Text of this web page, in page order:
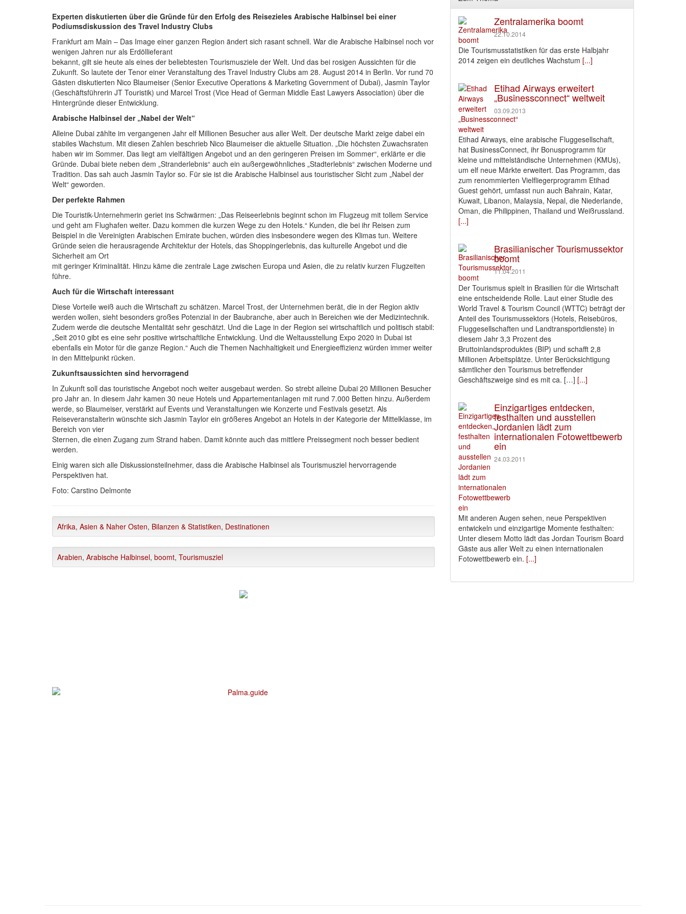
Experten diskutierten über die Gründe für den Erfolg des Reisezieles Arabische Halbinsel bei einer
Podiumsdiskussion des Travel Industry Clubs
Frankfurt am Main – Das Image einer ganzen Region ändert sich rasant schnell. War die Arabische Halbinsel noch vor
wenigen Jahren nur als Erdöllieferant
bekannt, gilt sie heute als eines der beliebtesten Tourismusziele der Welt. Und das bei rosigen Aussichten für die
Zukunft. So lautete der Tenor einer Veranstaltung des Travel Industry Clubs am 28. August 2014 in Berlin. Vor rund 70
Gästen diskutierten Nico Blaumeiser (Senior Executive Operations & Marketing Government of Dubai), Jasmin Taylor
(Geschäftsführerin JT Touristik) und Marcel Trost (Vice Head of German Middle East Lawyers Association) über die
Hintergründe dieser Entwicklung.
Arabische Halbinsel der „Nabel der Welt“
Alleine Dubai zählte im vergangenen Jahr elf Millionen Besucher aus aller Welt. Der deutsche Markt zeige dabei ein
stabiles Wachstum. Mit diesen Zahlen beschrieb Nico Blaumeiser die aktuelle Situation. „Die höchsten Zuwachsraten
haben wir im Sommer. Das liegt am vielfältigen Angebot und an den geringeren Preisen im Sommer“, erklärte er die
Gründe. Dubai biete neben dem „Stranderlebnis“ auch ein außergewöhnliches „Stadterlebnis“ zwischen Moderne und
Tradition. Das sah auch Jasmin Taylor so. Für sie ist die Arabische Halbinsel aus touristischer Sicht zum „Nabel der
Welt“ geworden.
Der perfekte Rahmen
Die Touristik-Unternehmerin geriet ins Schwärmen: „Das Reiseerlebnis beginnt schon im Flugzeug mit tollem Service
und geht am Flughafen weiter. Dazu kommen die kurzen Wege zu den Hotels.“ Kunden, die bei ihr Reisen zum
Beispiel in die Vereinigten Arabischen Emirate buchen, würden dies insbesondere wegen des Klimas tun. Weitere
Gründe seien die herausragende Architektur der Hotels, das Shoppingerlebnis, das kulturelle Angebot und die
Sicherheit am Ort
mit geringer Kriminalität. Hinzu käme die zentrale Lage zwischen Europa und Asien, die zu relativ kurzen Flugzeiten
führe.
Auch für die Wirtschaft interessant
Diese Vorteile weiß auch die Wirtschaft zu schätzen. Marcel Trost, der Unternehmen berät, die in der Region aktiv
werden wollen, sieht besonders großes Potenzial in der Baubranche, aber auch in Bereichen wie der Medizintechnik.
Zudem werde die deutsche Mentalität sehr geschätzt. Und die Lage in der Region sei wirtschaftlich und politisch stabil:
„Seit 2010 gibt es eine sehr positive wirtschaftliche Entwicklung. Und die Weltausstellung Expo 2020 in Dubai ist
ebenfalls ein Motor für die ganze Region.“ Auch die Themen Nachhaltigkeit und Energieeffizienz würden immer weiter
in den Mittelpunkt rücken.
Zukunftsaussichten sind hervorragend
In Zukunft soll das touristische Angebot noch weiter ausgebaut werden. So strebt alleine Dubai 20 Millionen Besucher
pro Jahr an. In diesem Jahr kamen 30 neue Hotels und Appartementanlagen mit rund 7.000 Betten hinzu. Außerdem
werde, so Blaumeiser, verstärkt auf Events und Veranstaltungen wie Konzerte und Festivals gesetzt. Als
Reiseveranstalterin wünschte sich Jasmin Taylor ein größeres Angebot an Hotels in der Kategorie der Mittelklasse, im
Bereich von vier
Sternen, die einen Zugang zum Strand haben. Damit könnte auch das mittlere Preissegment noch besser bedient
werden.
Einig waren sich alle Diskussionsteilnehmer, dass die Arabische Halbinsel als Tourismusziel hervorragende
Perspektiven hat.
Foto: Carstino Delmonte
Afrika, Asien & Naher Osten, Bilanzen & Statistiken, Destinationen
Arabien, Arabische Halbinsel, boomt, Tourismusziel
Zentralamerika boomt
22.10.2014
Die Tourismusstatistiken für das erste Halbjahr
2014 zeigen ein deutliches Wachstum [...]
Etihad Airways erweitert
„Businessconnect“ weltweit
03.09.2013
Etihad Airways, eine arabische Fluggesellschaft,
hat BusinessConnect, ihr Bonusprogramm für
kleine und mittelständische Unternehmen (KMUs),
um elf neue Märkte erweitert. Das Programm, das
zum renommierten Vielfliegerprogramm Etihad
Guest gehört, umfasst nun auch Bahrain, Katar,
Kuwait, Libanon, Malaysia, Nepal, die Niederlande,
Oman, die Philippinen, Thailand und Weißrussland.
[...]
Brasilianischer Tourismussektor
boomt
11.04.2011
Der Tourismus spielt in Brasilien für die Wirtschaft
eine entscheidende Rolle. Laut einer Studie des
World Travel & Tourism Council (WTTC) beträgt der
Anteil des Tourismussektors (Hotels, Reisebüros,
Fluggesellschaften und Landtransportdienste) in
diesem Jahr 3,3 Prozent des
Bruttoinlandsproduktes (BIP) und schafft 2,8
Millionen Arbeitsplätze. Unter Berücksichtigung
sämtlicher den Tourismus betreffender
Geschäftszweige sind es mit ca. […] [...]
Einzigartiges entdecken,
festhalten und ausstellen
Jordanien lädt zum
internationalen Fotowettbewerb
ein
24.03.2011
Mit anderen Augen sehen, neue Perspektiven
entwickeln und einzigartige Momente festhalten:
Unter diesem Motto lädt das Jordan Tourism Board
Gäste aus aller Welt zu einen internationalen
Fotowettbewerb ein. [...]